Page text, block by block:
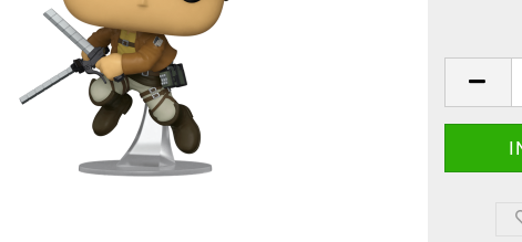
Toys
Hersteller